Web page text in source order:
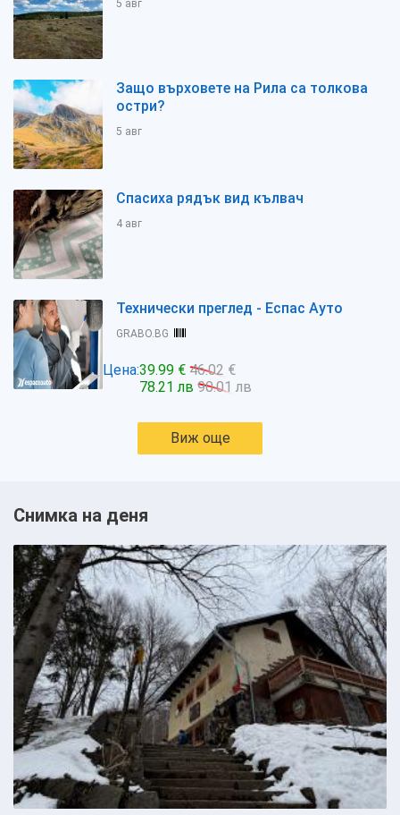
5 авг
Защо върховете на Рила са толкова
остри?
5 авг
Спасиха рядък вид кълвач
4 авг
Технически преглед - Еспас Ауто
GRABO.BG
Цена:39.99 € 46.02 €
78.21 лв 90.01 лв
Виж още
Снимка на деня